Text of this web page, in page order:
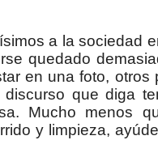
a la sociedad
quedado
en una foto, otros
que diga
Mucho menos
y limpieza,